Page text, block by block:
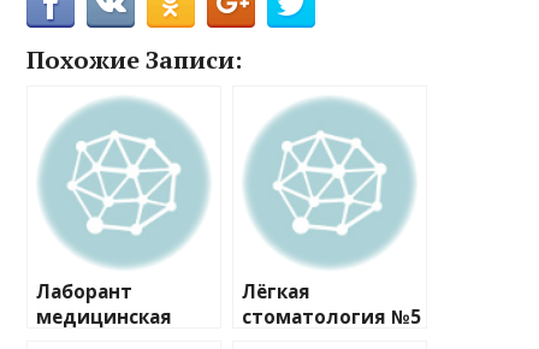
Похожие Записи:
Лаборант
медицинская
Лёгкая
стоматология №5